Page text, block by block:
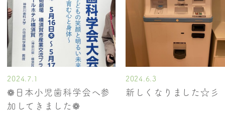
2024.7.1
❁日本小児歯科学会へ参
加してきました❁
2024.6.3
新しくなりました☆彡